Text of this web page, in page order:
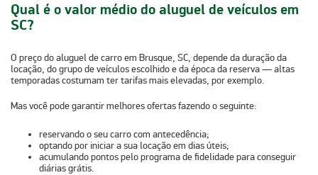
Qual é o valor médio do aluguel de veículos em
SC?
O preço do aluguel de carro em Brusque, SC, depende da duração da
locação, do grupo de veículos escolhido e da época da reserva — altas
temporadas costumam ter tarifas mais elevadas, por exemplo.
Mas você pode garantir melhores ofertas fazendo o seguinte:
reservando o seu carro com antecedência;
optando por iniciar a sua locação em dias úteis;
acumulando pontos pelo programa de fidelidade para conseguir
diárias grátis.